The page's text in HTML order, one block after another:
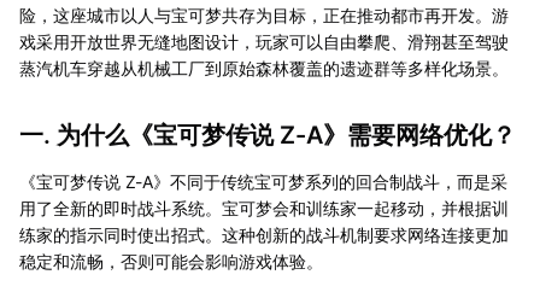
险，这座城市以人与宝可梦共存为目标，正在推动都市再开发。游
戏采用开放世界无缝地图设计，玩家可以自由攀爬、滑翔甚至驾驶
蒸汽机车穿越从机械工厂到原始森林覆盖的遗迹群等多样化场景。
一. 为什么《宝可梦传说 Z-A》需要网络优化？
《宝可梦传说 Z-A》不同于传统宝可梦系列的回合制战斗，而是采
用了全新的即时战斗系统。宝可梦会和训练家一起移动，并根据训
练家的指示同时使出招式。这种创新的战斗机制要求网络连接更加
稳定和流畅，否则可能会影响游戏体验。